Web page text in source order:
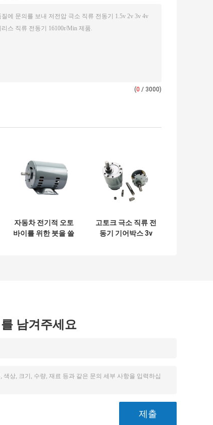
(0 / 3000)
자동차 전기적 오토
바이를 위한 붓을 쓸
고토크 극소 직류 전
동기 기어박스 3v
남겨주세요